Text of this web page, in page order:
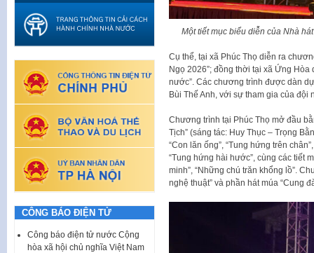
Một tiết mục biểu diễn của Nhà
Cụ thể, tại xã Phúc Thọ diễn ra
Ngọ 2026”; đồng thời tại xã Ứng
nước”. Các chương trình được dàn
Bùi Thế Anh, với sự tham gia của đội
Chương trình tại Phúc Thọ mở đầu
Tịch” (sáng tác: Huy Thục – Trọng
“Con lăn ống”, “Tung hứng trên
“Tung hứng hài hước”, cùng các tiết
minh”, “Những chú trăn khổng lồ”.
nghệ thuật” và phần hát múa “Cung
CÔNG BÁO ĐIỆN TỬ
Công báo điện tử nước Cộng
hòa xã hội chủ nghĩa Việt Nam